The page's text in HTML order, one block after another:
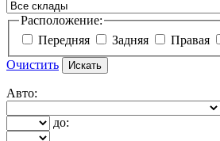
Расположение:
Передняя
Задняя Правая
Очистить
Авто:
до: